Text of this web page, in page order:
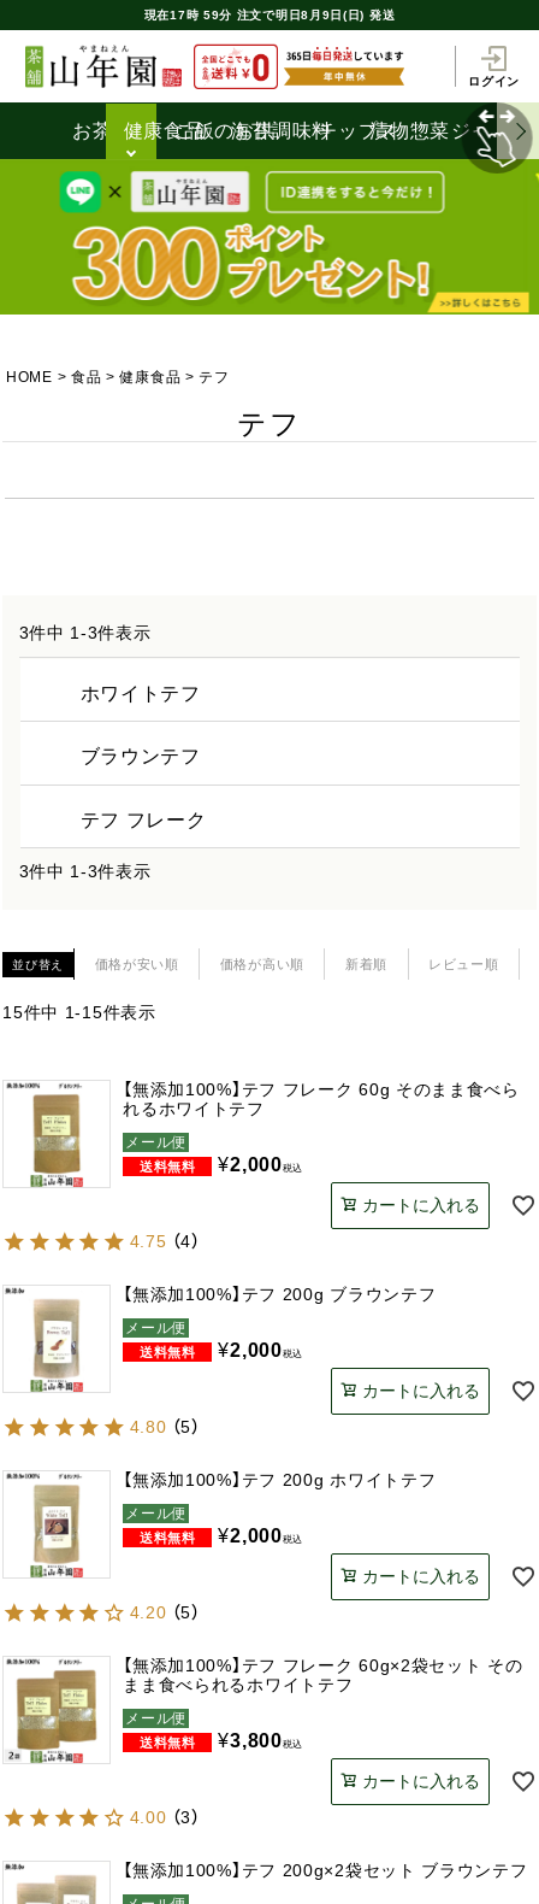
現在17時 59分 注文で明日8月9日(日) 発送
ログイン
お茶うけ健康食品ご飯のお供
海苔調味料チップス
漬物惣菜 ジャム
HOME 食品 健康食品 テフ
テフ
3件中 1-3件表示
ホワイトテフ
ブラウンテフ
テフ フレーク
3件中 1-3件表示
並び替え 価格が安い順 価格が高い順 新着順 レビュー順
15件中 1-15件表示
【無添加100%】テフ フレーク 60g そのまま食べら
れるホワイトテフ
メール便
¥2,000税込
カートに入れる
4.75 （4）
【無添加100%】テフ 200g ブラウンテフ
メール便
¥2,000税込
カートに入れる
4.80 （5）
【無添加100%】テフ 200g ホワイトテフ
メール便
¥2,000税込
カートに入れる
4.20 （5）
【無添加100%】テフ フレーク 60g×2袋セット その
まま食べられるホワイトテフ
メール便
¥3,800税込
カートに入れる
4.00 （3）
【無添加100%】テフ 200g×2袋セット ブラウンテフ